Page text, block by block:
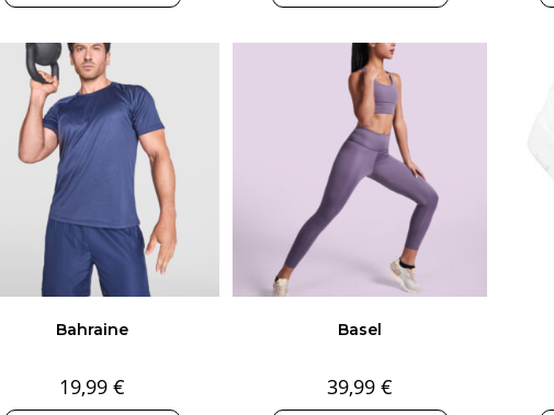
Bahraine
19,99 €
Basel
39,99 €